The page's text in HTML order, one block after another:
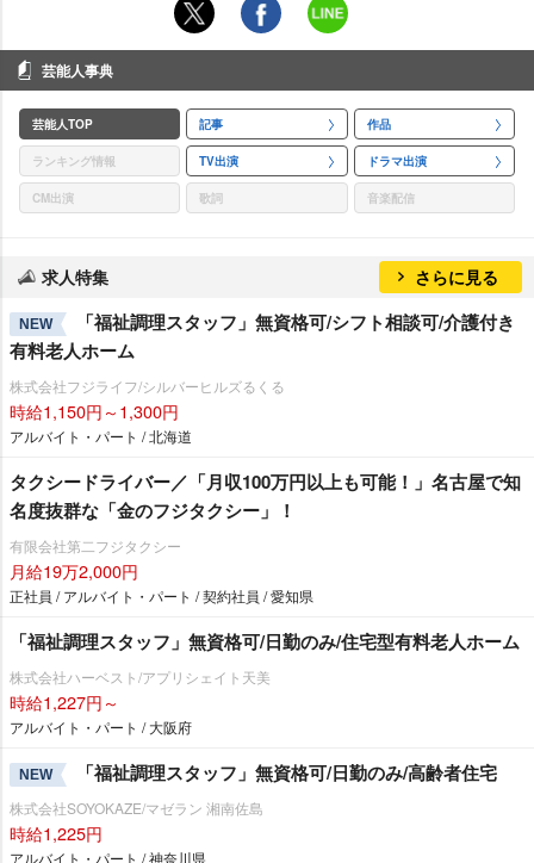
芸能人事典
芸能人TOP 記事 作品
ランキング情報 TV出演 ドラマ出演
CM出演 歌詞 音楽配信
求人特集 さらに見る
NEW
「福祉調理スタッフ」無資格可/シフト相談可/介護付き
有料老人ホーム
株式会社フジライフ/シルバーヒルズるくる
時給1,150円～1,300円
アルバイト・パート / 北海道
タクシードライバー／「月収100万円以上も可能！」名古屋で知
名度抜群な「金のフジタクシー」！
有限会社第二フジタクシー
月給19万2,000円
正社員 / アルバイト・パート / 契約社員 / 愛知県
「福祉調理スタッフ」無資格可/日勤のみ/住宅型有料老人ホーム
株式会社ハーベスト/アプリシェイト天美
時給1,227円～
アルバイト・パート / 大阪府
NEW 「福祉調理スタッフ」無資格可/日勤のみ/高齢者住宅
株式会社SOYOKAZE/マゼラン 湘南佐島
時給1,225円
アルバイト・パート / 神奈川県